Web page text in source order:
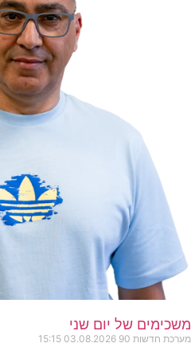
משכימים של יום שני
מערכת חדשות 90 03.08.2026
15:15